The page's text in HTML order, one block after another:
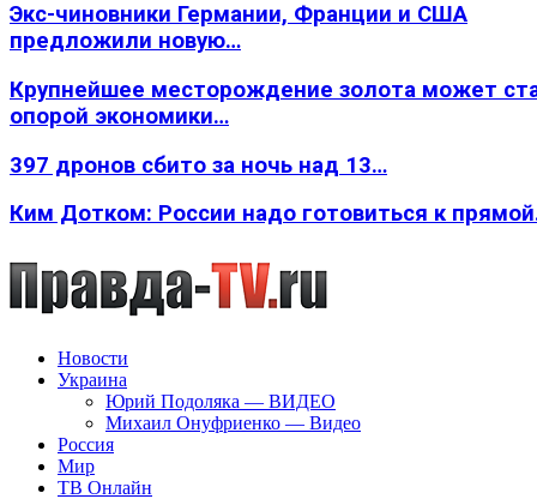
Экс-чиновники Германии, Франции и США
предложили новую…
Крупнейшее месторождение золота может
опорой экономики…
397 дронов сбито за ночь над 13…
Ким Дотком: России надо готовиться к
Новости
Украина
Юрий Подоляка — ВИДЕО
Михаил Онуфриенко — Видео
Россия
Мир
ТВ Онлайн